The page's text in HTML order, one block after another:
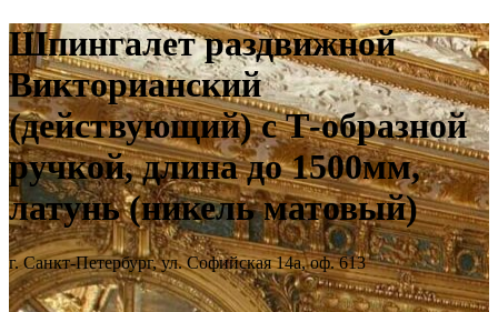
Шпингалет раздвижной
Викторианский
(действующий) с Т-образной
ручкой, длина до 1500мм,
латунь (никель матовый)
г. Санкт-Петербург, ул. Софийская 14а, оф. 613